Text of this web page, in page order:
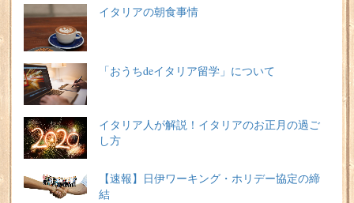
イタリアの朝食事情
「おうちdeイタリア留学」について
イタリア人が解説！イタリアのお正月の過ご
し方
【速報】日伊ワーキング・ホリデー協定の締
結